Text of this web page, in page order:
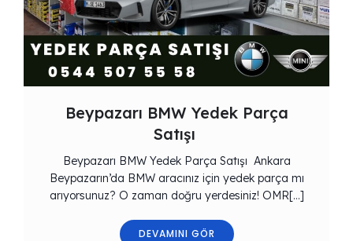
Beypazarı BMW Yedek Parça
Satışı
Beypazarı BMW Yedek Parça Satışı Ankara
Beypazarın’da BMW aracınız için yedek parça mı
arıyorsunuz? O zaman doğru yerdesiniz! OMR[…]
DEVAMINI GÖR